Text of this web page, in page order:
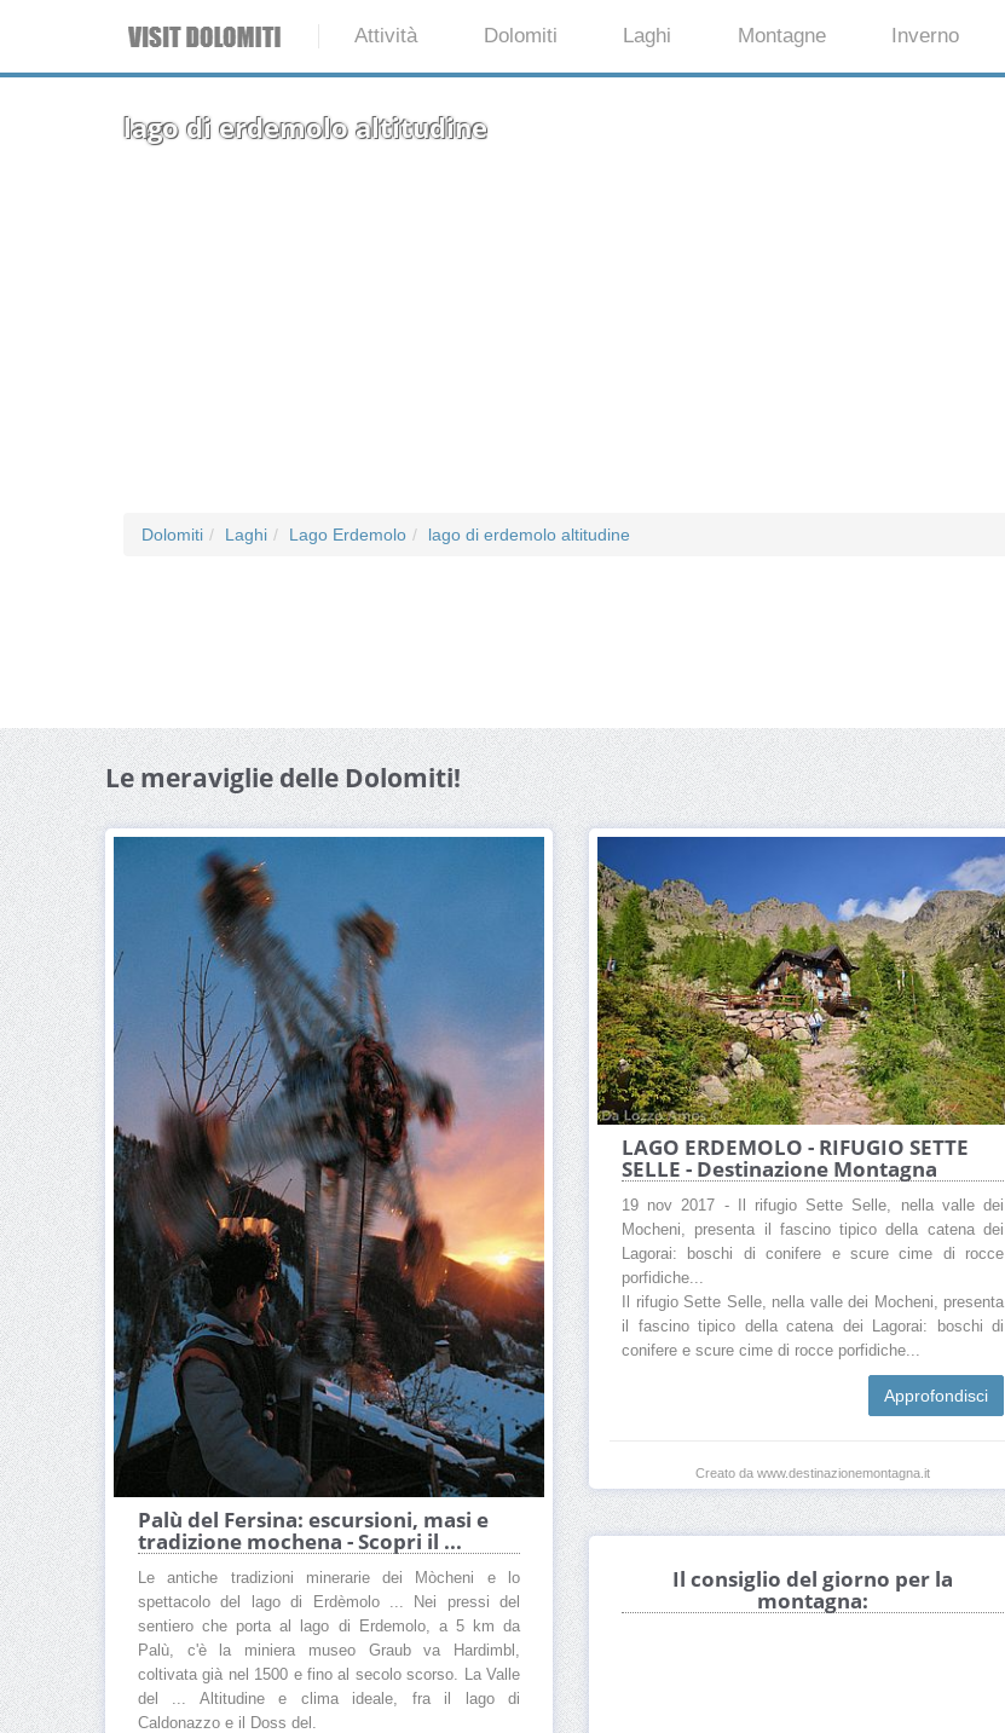
Attività Dolomiti Laghi Montagne Inverno
lago di erdemolo altitudine
Dolomiti Laghi Lago Erdemolo lago di erdemolo altitudine
Le meraviglie delle Dolomiti!
Palù del Fersina: escursioni, masi e
tradizione mochena - Scopri il ...
Le antiche tradizioni minerarie dei Mòcheni e lo
spettacolo del lago di Erdèmolo ... Nei pressi del
sentiero che porta al lago di Erdemolo, a 5 km da
Palù, c'è la miniera museo Graub va Hardimbl,
coltivata già nel 1500 e fino al secolo scorso. La Valle
del ... Altitudine e clima ideale, fra il lago di
Caldonazzo e il Doss del.
LAGO ERDEMOLO - RIFUGIO SETTE
SELLE - Destinazione Montagna
19 nov 2017 - Il rifugio Sette Selle, nella valle dei
Mocheni, presenta il fascino tipico della catena dei
Lagorai: boschi di conifere e scure cime di rocce
porfidiche...
Il rifugio Sette Selle, nella valle dei Mocheni, presenta
il fascino tipico della catena dei Lagorai: boschi di
conifere e scure cime di rocce porfidiche...
Approfondisci
Creato da www.destinazionemontagna.it
Il consiglio del giorno per la
montagna: